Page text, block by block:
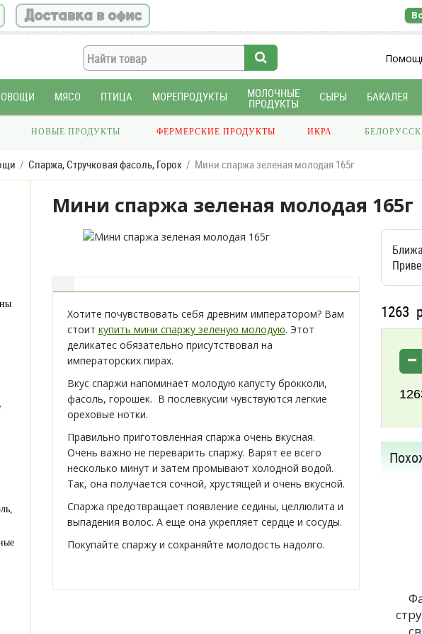
Доставка в офис
ОВОЩИ МЯСО ПТИЦА МОРЕПРОДУКТЫ МОЛОЧНЫЕ
ПРОДУКТЫ
СЫРЫ БАКАЛЕЯ
НОВЫЕ ПРОДУКТЫ ФЕРМЕРСКИЕ ПРОДУКТЫ ИКРА
Спаржа, Стручковая фасоль, Горох Мини спаржа зеленая молодая 165г
Мини спаржа зеленая молодая 165г
Хотите почувствовать себя древним императором? Вам
стоит купить мини спаржу зеленую молодую. Этот
деликатес обязательно присутствовал на
императорских пирах.
Вкус спаржи напоминает молодую капусту брокколи,
фасоль, горошек. В послевкусии чувствуются легкие
ореховые нотки.
Правильно приготовленная спаржа очень вкусная.
Очень важно не переварить спаржу. Варят ее всего
несколько минут и затем промывают холодной водой.
Так, она получается сочной, хрустящей и очень вкусной.
Спаржа предотвращает появление седины, целлюлита и
выпадения волос. А еще она укрепляет сердце и сосуды.
Покупайте спаржу и сохраняйте молодость надолго.
1263